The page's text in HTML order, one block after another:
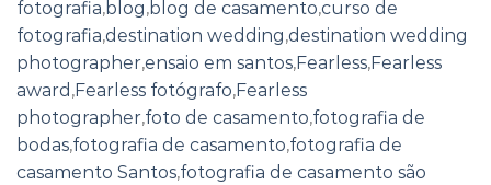
fotografia,blog,blog de casamento,curso de
fotografia,destination wedding,destination wedding
photographer,ensaio em santos,Fearless,Fearless
award ,Fearless fotógrafo,Fearless
photographer,foto de casamento,fotografia de
bodas,fotografia de casamento,fotografia de
casamento Santos,fotografia de casamento são